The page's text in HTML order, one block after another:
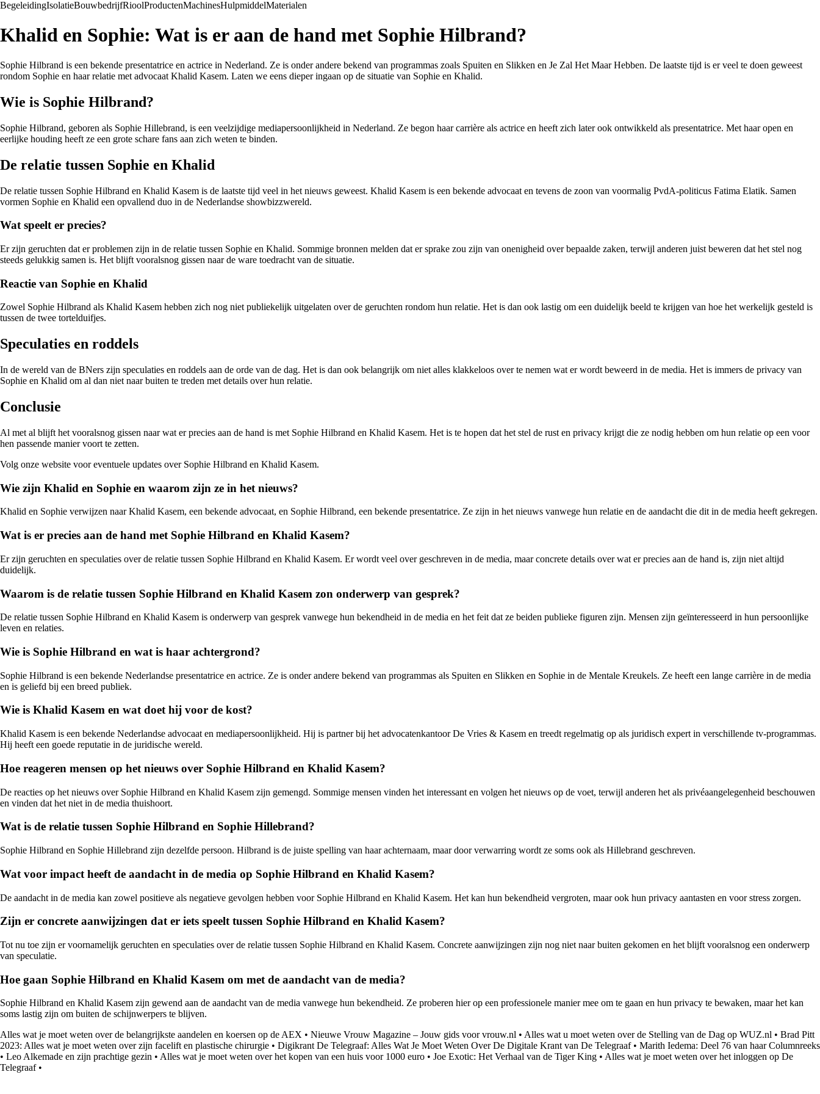
BegeleidingIsolatieBouwbedrijfRioolProductenMachinesHulpmiddelMaterialen
Khalid en Sophie: Wat is er aan de hand met Sophie Hilbrand?
Sophie Hilbrand is een bekende presentatrice en actrice in Nederland. Ze is onder andere bekend van programmas zoals Spuiten en Slikken en Je Zal Het Maar Hebben. De laatste tijd is er veel te doen geweest
rondom Sophie en haar relatie met advocaat Khalid Kasem. Laten we eens dieper ingaan op de situatie van Sophie en Khalid.
Wie is Sophie Hilbrand?
Sophie Hilbrand, geboren als Sophie Hillebrand, is een veelzijdige mediapersoonlijkheid in Nederland. Ze begon haar carrière als actrice en heeft zich later ook ontwikkeld als presentatrice. Met haar open en
eerlijke houding heeft ze een grote schare fans aan zich weten te binden.
De relatie tussen Sophie en Khalid
De relatie tussen Sophie Hilbrand en Khalid Kasem is de laatste tijd veel in het nieuws geweest. Khalid Kasem is een bekende advocaat en tevens de zoon van voormalig PvdA-politicus Fatima Elatik. Samen
vormen Sophie en Khalid een opvallend duo in de Nederlandse showbizzwereld.
Wat speelt er precies?
Er zijn geruchten dat er problemen zijn in de relatie tussen Sophie en Khalid. Sommige bronnen melden dat er sprake zou zijn van onenigheid over bepaalde zaken, terwijl anderen juist beweren dat het stel nog
steeds gelukkig samen is. Het blijft vooralsnog gissen naar de ware toedracht van de situatie.
Reactie van Sophie en Khalid
Zowel Sophie Hilbrand als Khalid Kasem hebben zich nog niet publiekelijk uitgelaten over de geruchten rondom hun relatie. Het is dan ook lastig om een duidelijk beeld te krijgen van hoe het werkelijk gesteld is
tussen de twee tortelduifjes.
Speculaties en roddels
In de wereld van de BNers zijn speculaties en roddels aan de orde van de dag. Het is dan ook belangrijk om niet alles klakkeloos over te nemen wat er wordt beweerd in de media. Het is immers de privacy van
Sophie en Khalid om al dan niet naar buiten te treden met details over hun relatie.
Conclusie
Al met al blijft het vooralsnog gissen naar wat er precies aan de hand is met Sophie Hilbrand en Khalid Kasem. Het is te hopen dat het stel de rust en privacy krijgt die ze nodig hebben om hun relatie op een voor
hen passende manier voort te zetten.
Volg onze website voor eventuele updates over Sophie Hilbrand en Khalid Kasem.
Wie zijn Khalid en Sophie en waarom zijn ze in het nieuws?
Khalid en Sophie verwijzen naar Khalid Kasem, een bekende advocaat, en Sophie Hilbrand, een bekende presentatrice. Ze zijn in het nieuws vanwege hun relatie en de aandacht die dit in de media heeft gekregen.
Wat is er precies aan de hand met Sophie Hilbrand en Khalid Kasem?
Er zijn geruchten en speculaties over de relatie tussen Sophie Hilbrand en Khalid Kasem. Er wordt veel over geschreven in de media, maar concrete details over wat er precies aan de hand is, zijn niet altijd
duidelijk.
Waarom is de relatie tussen Sophie Hilbrand en Khalid Kasem zon onderwerp van gesprek?
De relatie tussen Sophie Hilbrand en Khalid Kasem is onderwerp van gesprek vanwege hun bekendheid in de media en het feit dat ze beiden publieke figuren zijn. Mensen zijn geïnteresseerd in hun persoonlijke
leven en relaties.
Wie is Sophie Hilbrand en wat is haar achtergrond?
Sophie Hilbrand is een bekende Nederlandse presentatrice en actrice. Ze is onder andere bekend van programmas als Spuiten en Slikken en Sophie in de Mentale Kreukels. Ze heeft een lange carrière in de media
en is geliefd bij een breed publiek.
Wie is Khalid Kasem en wat doet hij voor de kost?
Khalid Kasem is een bekende Nederlandse advocaat en mediapersoonlijkheid. Hij is partner bij het advocatenkantoor De Vries & Kasem en treedt regelmatig op als juridisch expert in verschillende tv-programmas.
Hij heeft een goede reputatie in de juridische wereld.
Hoe reageren mensen op het nieuws over Sophie Hilbrand en Khalid Kasem?
De reacties op het nieuws over Sophie Hilbrand en Khalid Kasem zijn gemengd. Sommige mensen vinden het interessant en volgen het nieuws op de voet, terwijl anderen het als privéaangelegenheid beschouwen
en vinden dat het niet in de media thuishoort.
Wat is de relatie tussen Sophie Hilbrand en Sophie Hillebrand?
Sophie Hilbrand en Sophie Hillebrand zijn dezelfde persoon. Hilbrand is de juiste spelling van haar achternaam, maar door verwarring wordt ze soms ook als Hillebrand geschreven.
Wat voor impact heeft de aandacht in de media op Sophie Hilbrand en Khalid Kasem?
De aandacht in de media kan zowel positieve als negatieve gevolgen hebben voor Sophie Hilbrand en Khalid Kasem. Het kan hun bekendheid vergroten, maar ook hun privacy aantasten en voor stress zorgen.
Zijn er concrete aanwijzingen dat er iets speelt tussen Sophie Hilbrand en Khalid Kasem?
Tot nu toe zijn er voornamelijk geruchten en speculaties over de relatie tussen Sophie Hilbrand en Khalid Kasem. Concrete aanwijzingen zijn nog niet naar buiten gekomen en het blijft vooralsnog een onderwerp
van speculatie.
Hoe gaan Sophie Hilbrand en Khalid Kasem om met de aandacht van de media?
Sophie Hilbrand en Khalid Kasem zijn gewend aan de aandacht van de media vanwege hun bekendheid. Ze proberen hier op een professionele manier mee om te gaan en hun privacy te bewaken, maar het kan
soms lastig zijn om buiten de schijnwerpers te blijven.
Alles wat je moet weten over de belangrijkste aandelen en koersen op de AEX • Nieuwe Vrouw Magazine – Jouw gids voor vrouw.nl • Alles wat u moet weten over de Stelling van de Dag op WUZ.nl • Brad Pitt
2023: Alles wat je moet weten over zijn facelift en plastische chirurgie • Digikrant De Telegraaf: Alles Wat Je Moet Weten Over De Digitale Krant van De Telegraaf• Marith Iedema: Deel 76 van haar Columnreeks
• Leo Alkemade en zijn prachtige gezin • Alles wat je moet weten over het kopen van een huis voor 1000 euro • Joe Exotic: Het Verhaal van de Tiger King • Alles wat je moet weten over het inloggen op De
Telegraaf•